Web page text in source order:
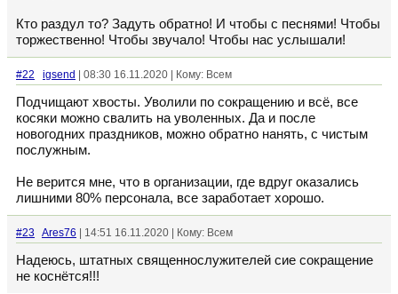
Кто раздул то? Задуть обратно! И чтобы с песнями! Чтобы
торжественно! Чтобы звучало! Чтобы нас услышали!
#22 igsend | 08:30 16.11.2020 | Кому: Всем
Подчищают хвосты. Уволили по сокращению и всё, все
косяки можно свалить на уволенных. Да и после
новогодних праздников, можно обратно нанять, с чистым
послужным.
Не верится мне, что в организации, где вдруг оказались
лишними 80% персонала, все заработает хорошо.
#23 Ares76 | 14:51 16.11.2020 | Кому: Всем
Надеюсь, штатных священнослужителей сие сокращение
не коснётся!!!